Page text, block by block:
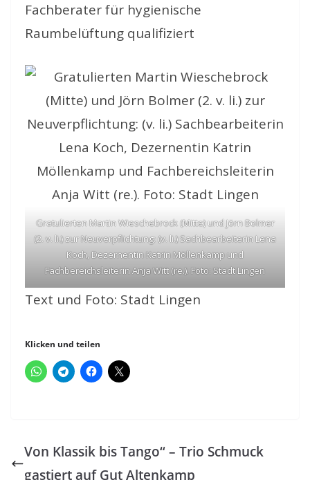
Fachberater für hygienische
Raumbelüftung qualifiziert
Gratulierten Martin Wieschebrock (Mitte) und Jörn Bolmer
(2. v. li.) zur Neuverpflichtung: (v. li.) Sachbearbeiterin Lena
Koch, Dezernentin Katrin Möllenkamp und
Fachbereichsleiterin Anja Witt (re.). Foto: Stadt Lingen
Text und Foto: Stadt Lingen
Klicken und teilen
Von Klassik bis Tango“ – Trio Schmuck
gastiert auf Gut Altenkamp